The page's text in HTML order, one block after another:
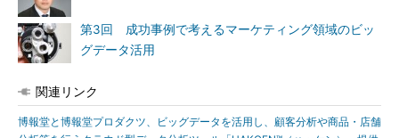
第3回 成功事例で考えるマーケティング領域のビッ
グデータ活用
関連リンク
博報堂と博報堂プロダクツ、ビッグデータを活用し、顧客分析や商品・店舗